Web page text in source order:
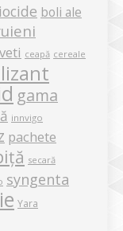
boli ale
ceapă cereale
gama
innvigo
pachete
secară
syngenta
Yara